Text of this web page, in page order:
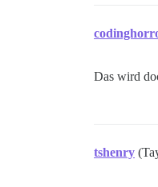
Das wird
tshenry